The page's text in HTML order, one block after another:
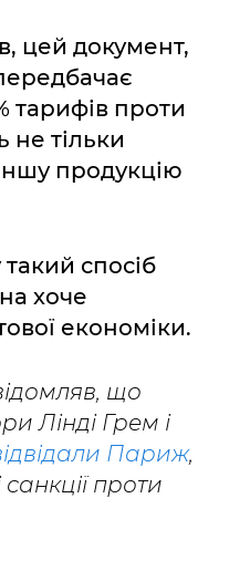
цей документ,
тарифів проти
не тільки
продукцію
спосіб
хоче
економіки.
що
Лінді Грем і
Париж,
проти